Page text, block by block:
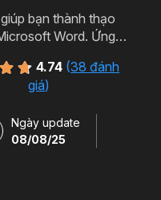
bạn thành thạo
Word. Ứng
cáo chuyên môn.
4.74 (38 đánh
giá)
Ngày update
08/08/25